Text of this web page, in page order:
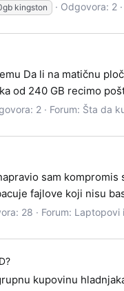
kingston Odgovora: 2
Da li na matičnu
od 240 GB recimo
2 Forum: Šta da
sam
fajlove koji nisu
28 Forum: Laptopovi
kupovinu